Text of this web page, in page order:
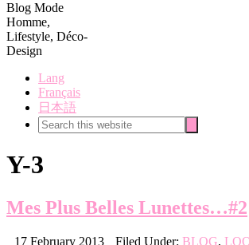
Blog Mode
Homme,
Lifestyle, Déco-
Design
Lang
Français
日本語
Search
this
Y-3
Mes Plus Belles Lunettes…#2
17 February 2013 Filed Under: BLOG,